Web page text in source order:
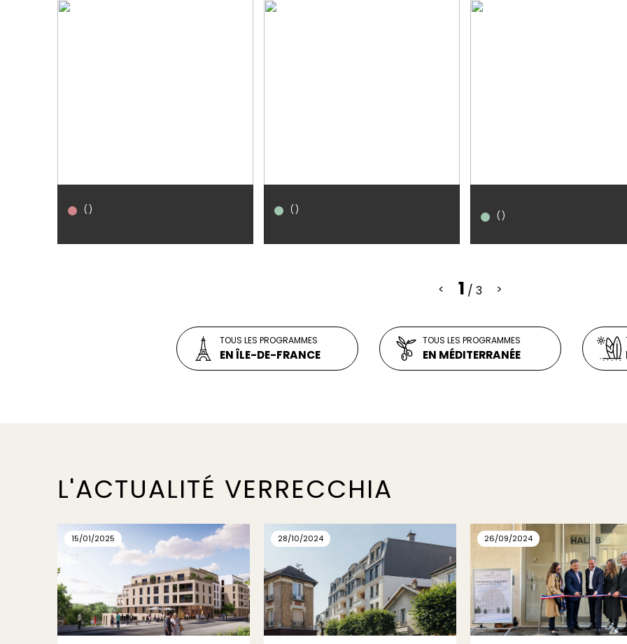
()
Situé au coeur d'un parc arboré, le château
de la Maye est un joyau historique. Une
nouvelle page de son histoire s'écrit grâce
()
Situé à quelques pas des plages, cette
nouvelle adresse bénéficie d'un cadre de
vie unique et vous offrira un air de
vacances tout au long de l'année.
()
Prochainement à Vélizy-Villacoublay,
quartier le Mail : découvrez une
résidence Verrecchia
< 1 / 3 >
TOUS LES PROGRAMMES
EN ÎLE-DE-FRANCE
TOUS LES PROGRAMMES
EN MÉDITERRANÉE
L'ACTUALITÉ VERRECCHIA
15/01/2025 28/10/2024 26/09/2024